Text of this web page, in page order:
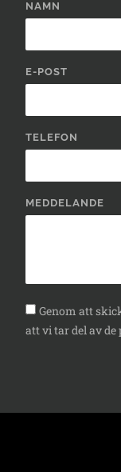
NAMN
E-POST
TELEFON
MEDDELANDE
Genom att
att vi tar del av